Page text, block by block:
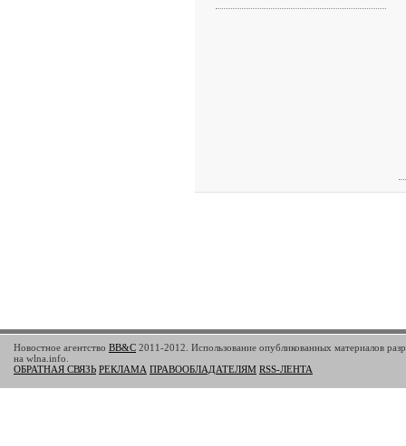
Новостное агентство BB&C 2011-2012. Использование опубликованных материалов
на wlna.info.
ОБРАТНАЯ СВЯЗЬ РЕКЛАМА ПРАВООБЛАДАТЕЛЯМ RSS-ЛЕНТА